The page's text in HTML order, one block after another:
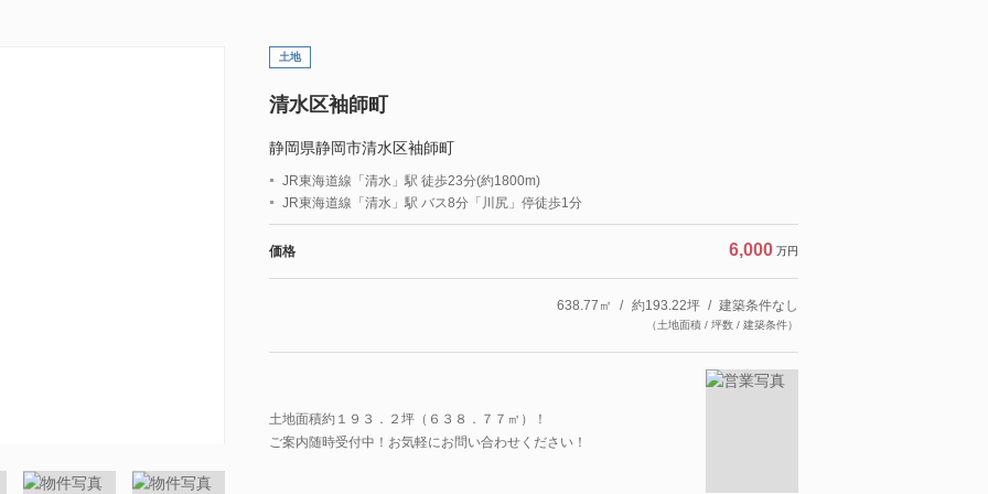
土地
清水区袖師町
静岡県静岡市清水区袖師町
JR東海道線「清水」駅 徒歩23分(約1800m)
JR東海道線「清水」駅 バス8分「川尻」停徒歩1分
価格 6,000 万円
638.77㎡ 約193.22坪 建築条件なし
（土地面積 / 坪数 / 建築条件）
土地面積約１９３．２坪（６３８．７７㎡）！
ご案内随時受付中！お気軽にお問い合わせください！